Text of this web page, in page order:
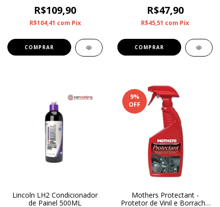
R$109,90
R$104,41 com Pix
R$47,90
R$45,51 com Pix
Lincoln LH2 Condicionador
de Painel 500ML
9%
OFF
Mothers Protectant -
Protetor de Vinil e Borracha